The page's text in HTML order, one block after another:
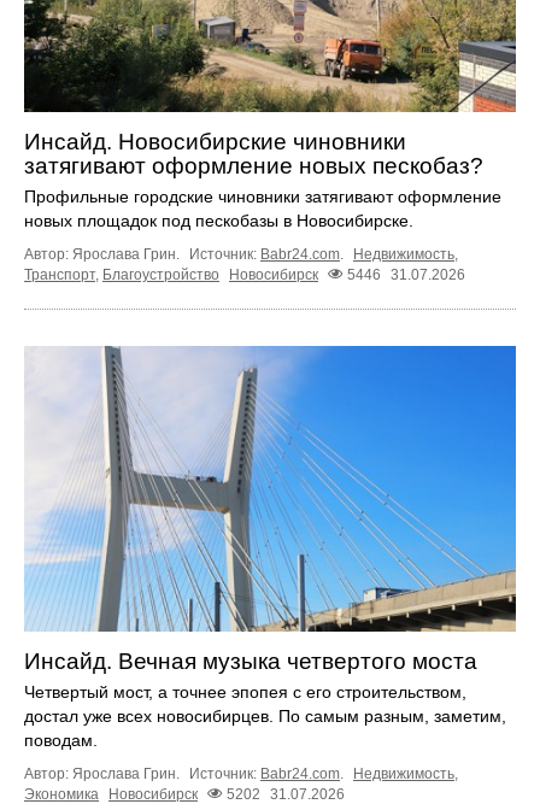
Инсайд. Новосибирские чиновники
затягивают оформление новых пескобаз?
Профильные городские чиновники затягивают оформление
новых площадок под пескобазы в Новосибирске.
Автор: Ярослава Грин. Источник: Babr24.com Недвижимость
Транспорт, Благоустройство Новосибирск 5446 31.07.2026
Инсайд. Вечная музыка четвертого моста
Четвертый мост, а точнее эпопея с его строительством,
достал уже всех новосибирцев. По самым разным, заметим,
поводам.
Автор: Ярослава Грин. Источник: Babr24.com Недвижимость
Экономика
Новосибирск 5202 31.07.2026